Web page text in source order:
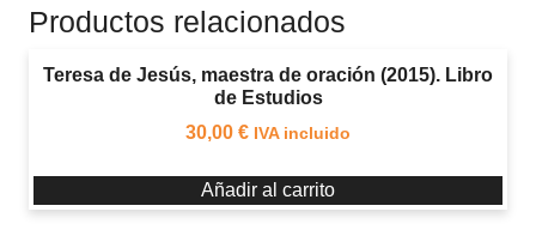
Zubieta
1657-
Productos relacionados
Teresa de Jesús, maestra de oración (2015). Libro
de Estudios
30,00 € IVA incluido
Añadir al carrito